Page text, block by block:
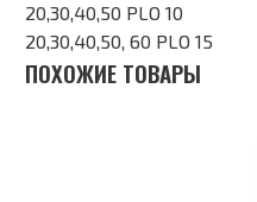
20,30,40,50 PLO 10
20,30,40,50, 60 PLO 15
ПОХОЖИЕ ТОВАРЫ